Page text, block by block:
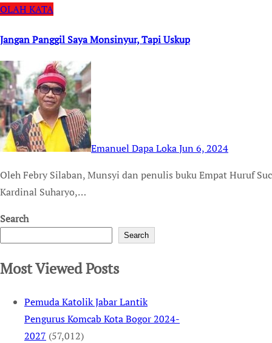
OLAH KATA
Jangan Panggil Saya Monsinyur, Tapi Uskup
Emanuel Dapa LokaJun 6, 2024
Oleh Febry Silaban, Munsyi dan penulis buku Empat Huruf Suci YHWH Dalam beberapa kali pertemuan dengan
Kardinal Suharyo,…
Search
Search
Most Viewed Posts
Pemuda Katolik Jabar Lantik
Pengurus Komcab Kota Bogor 2024-
2027 (57,012)